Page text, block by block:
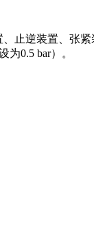
止逆装置、张紧
0.5 bar）。